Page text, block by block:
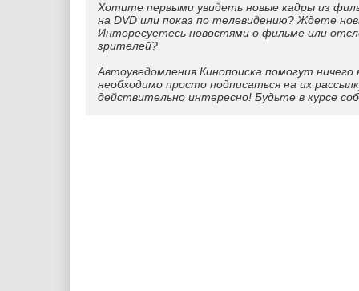
Хотите первыми увидеть новые кадры из
на DVD или показ по телевидению? Ждете
Интересуетесь новостями о фильме или
зрителей?
Автоуведомления Кинопоиска помогут
необходимо просто подписаться на их
действительно интересно! Будьте в курсе